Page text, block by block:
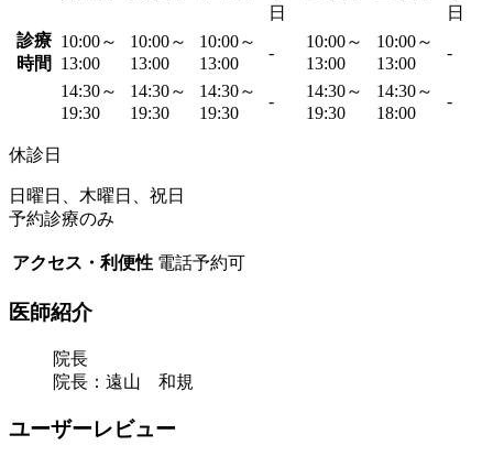
日
日
診療
時間
10:00～
13:00
10:00～
13:00
10:00～
13:00
-
10:00～
13:00
10:00～
13:00
-
14:30～
19:30
14:30～
19:30
14:30～
19:30
-
14:30～
19:30
14:30～
18:00
-
休診日
日曜日、木曜日、祝日
予約診療のみ
アクセス・利便性 電話予約可
医師紹介
院長
院長：遠山 和規
ユーザーレビュー